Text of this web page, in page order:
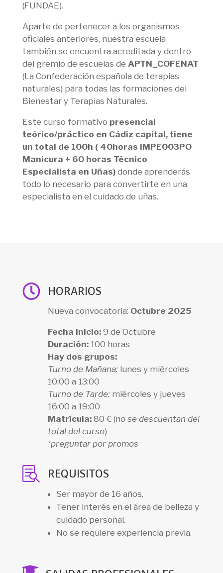
(FUNDAE).
Aparte de pertenecer a los organismos
oficiales anteriores, nuestra escuela
también se encuentra acreditada y dentro
del gremio de escuelas de APTN_COFENAT
(La Confederación española de terapias
naturales) para todas las formaciones del
Bienestar y Terapias Naturales.
Este curso formativo presencial
teórico/práctico en Cádiz capital, tiene
un total de 100h ( 40horas IMPE003PO
Manicura + 60 horas Técnico
Especialista en Uñas)donde aprenderás
todo lo necesario para convertirte en una
especialista en el cuidado de uñas.
 HORARIOS
Nueva convocatoria: Octubre 2025
Fecha Inicio:9 de Octubre
Duración:100 horas
Hay dos grupos:
Turno de Mañana: lunes y miércoles
10:00 a 13:00
Turno de Tarde: miércoles y jueves
16:00 a 19:00
Matrícula:80 € (no se descuentan del
total del curso)
*preguntar por promos
 REQUISITOS
Ser mayor de 16 años.
Tener interés en el área de belleza y
cuidado personal.
No se requiere experiencia previa.